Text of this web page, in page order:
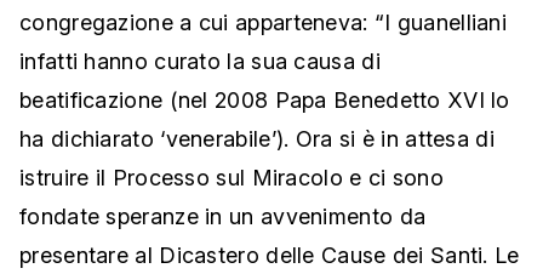
congregazione a cui apparteneva: “I guanelliani
infatti hanno curato la sua causa di
beatificazione (nel 2008 Papa Benedetto XVI lo
ha dichiarato ‘venerabile’). Ora si è in attesa di
istruire il Processo sul Miracolo e ci sono
fondate speranze in un avvenimento da
presentare al Dicastero delle Cause dei Santi. Le